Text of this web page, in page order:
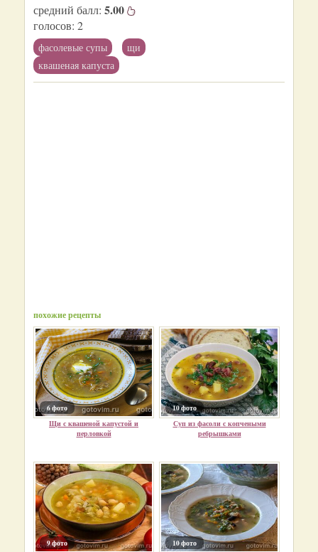
средний балл: 5.00
голосов: 2
фасолевые супы
щи
квашеная капуста
похожие рецепты
6 фото
Щи с квашеной капустой и
перловкой
10 фото
Суп из фасоли с копчеными
ребрышками
9 фото
10 фото